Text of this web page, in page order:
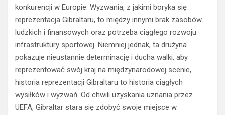
konkurencji w Europie. Wyzwania, z jakimi boryka się
reprezentacja Gibraltaru, to między innymi brak zasobów
ludzkich i finansowych oraz potrzeba ciągłego rozwoju
infrastruktury sportowej. Niemniej jednak, ta drużyna
pokazuje nieustannie determinację i ducha walki, aby
reprezentować swój kraj na międzynarodowej scenie,
historia reprezentacji Gibraltaru to historia ciągłych
wysiłków i wyzwań. Od chwili uzyskania uznania przez
UEFA, Gibraltar stara się zdobyć swoje miejsce w